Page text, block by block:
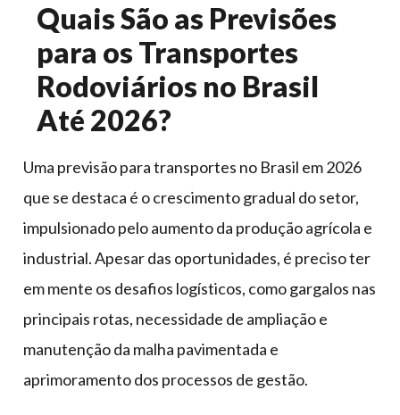
Quais São as Previsões
para os Transportes
Rodoviários no Brasil
Até 2026?
Uma previsão para transportes no Brasil em 2026
que se destaca é o crescimento gradual do setor,
impulsionado pelo aumento da produção agrícola e
industrial. Apesar das oportunidades, é preciso ter
em mente os desafios logísticos, como gargalos nas
principais rotas, necessidade de ampliação e
manutenção da malha pavimentada e
aprimoramento dos processos de gestão.